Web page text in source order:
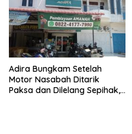
Adira Bungkam Setelah
Motor Nasabah Ditarik
Paksa dan Dilelang Sepihak,